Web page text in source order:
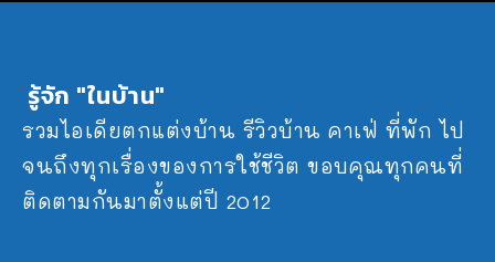
รู้จัก "ในบ้าน"
รวมไอเดียตกแต่งบ้าน รีวิวบ้าน คาเฟ่ ที่พัก ไป
จนถึงทุกเรื่องของการใช้ชีวิต ขอบคุณทุกคนที่
ติดตามกันมาตั้งแต่ปี 2012